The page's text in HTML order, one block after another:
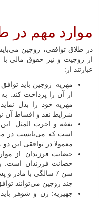
موارد مهم در
در طلاق توافقی، زوجین
از زوجیت و نیز حقوق مالی با
عبارتند از:
مهریه: زوجین باید
از آن را پرداخت کند.
مهریه خود را بذل
شرایط نقد و اقساط آن
نفقه و اجرت المثل:
است که می‌بایست در
معمولا در توافقی این
حضانت فرزندان: از
حضانت فرزندان است.
سن 7 سالگی با
چند زوجین می‌توانند
جهیزیه: زن و شوهر